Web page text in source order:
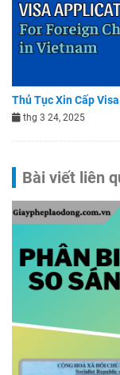
Thủ Tục Xin Cấp
thg 3 24, 2025
Bài viết liên